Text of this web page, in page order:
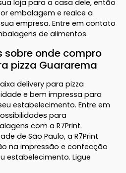
loja para a casa dele, então
embalagem e realce a
empresa. Entre em contato
de alimentos.
sobre onde compro
pizza Guararema
delivery para pizza
e bem impressa para
estabelecimento. Entre em
para
com a R7Print.
de São Paulo, a R7Print
na impressão e confecção
estabelecimento. Ligue